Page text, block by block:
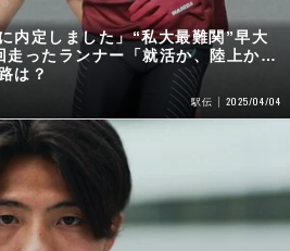
内定しました」“私大最難関”早大
走ったランナー「就活か、陸上か…
は？
駅伝 2025/04/04